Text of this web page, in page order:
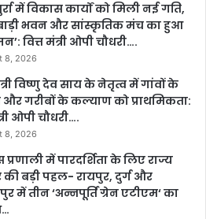
में विकास कार्यों को मिली नई गति,
भवन और सांस्कृतिक मंच का हुआ
वित्त मंत्री ओपी चौधरी….
8, 2026
विष्णु देव साय के नेतृत्व में गांवों के
गरीबों के कल्याण को प्राथमिकता:
ओपी चौधरी….
8, 2026
प्रणाली में पारदर्शिता के लिए राज्य
बड़ी पहल- रायपुर, दुर्ग और
में तीन ‘अन्नपूर्ति ग्रेन एटीएम‘ का